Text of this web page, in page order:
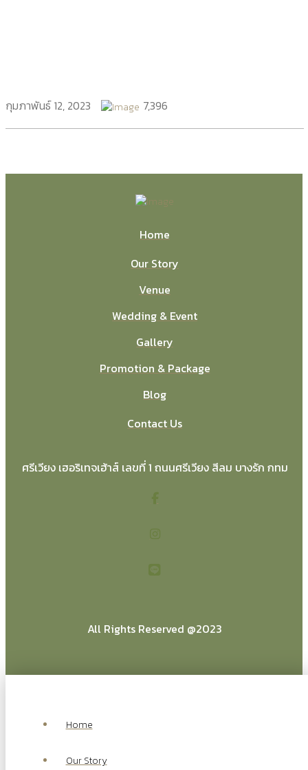
กุมภาพันธ์ 12, 2023 7,396
Home
Our Story
Venue
Wedding & Event
Gallery
Promotion & Package
Blog
Contact Us
ศรีเวียง เฮอริเทจเฮ้าส์ เลขที่ 1 ถนนศรีเวียง สีลม บางรัก กทม
All Rights Reserved @2023
Home
Our Story